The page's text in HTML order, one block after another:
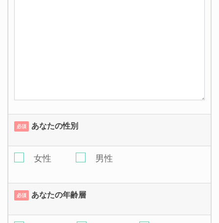
必須 あなたの性別
女性 男性
必須 あなたの年齢層